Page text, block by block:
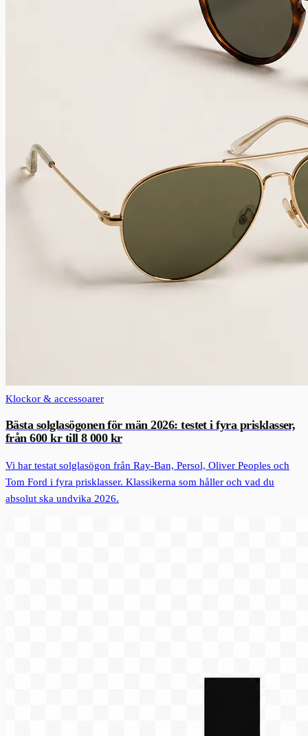
Klockor & accessoarer
Bästa solglasögonen för män 2026: testet i fyra prisklasser,
från 600 kr till 8 000 kr
Vi har testat solglasögon från Ray-Ban, Persol, Oliver Peoples och
Tom Ford i fyra prisklasser. Klassikerna som håller och vad du
absolut ska undvika 2026.